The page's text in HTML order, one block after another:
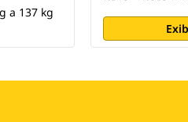
a 137 kg